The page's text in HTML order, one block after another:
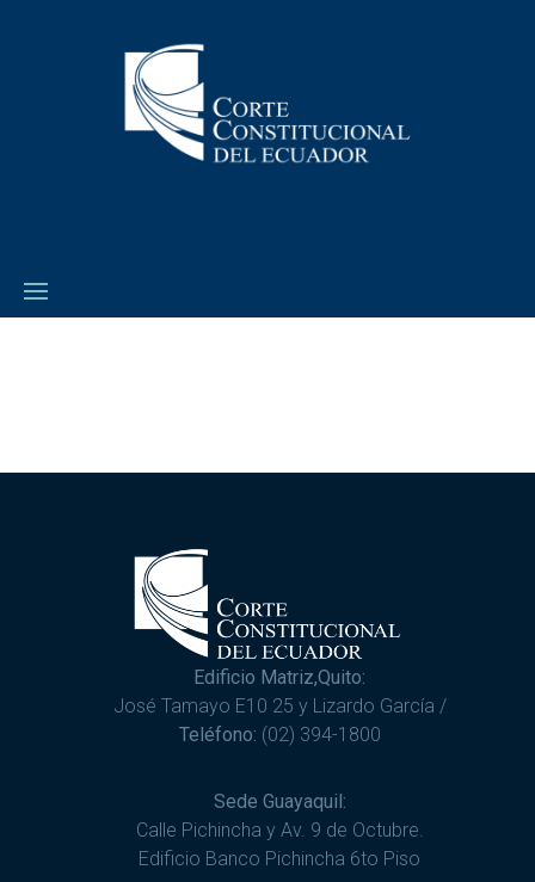
Edificio Matriz,Quito:
José Tamayo E10 25 y Lizardo García /
Teléfono: (02) 394-1800
Sede Guayaquil:
Calle Pichincha y Av. 9 de Octubre.
Edificio Banco Pichincha 6to Piso